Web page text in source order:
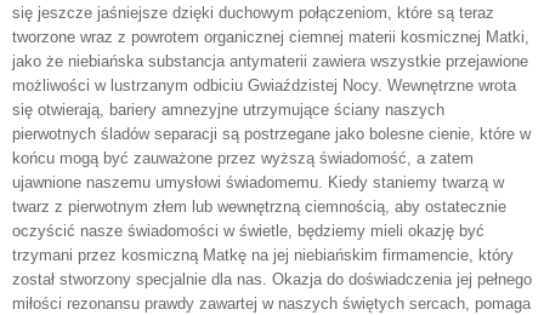
się jeszcze jaśniejsze dzięki duchowym połączeniom, które są teraz
tworzone wraz z powrotem organicznej ciemnej materii kosmicznej Matki,
jako że niebiańska substancja antymaterii zawiera wszystkie przejawione
możliwości w lustrzanym odbiciu Gwiaździstej Nocy. Wewnętrzne wrota
się otwierają, bariery amnezyjne utrzymujące ściany naszych
pierwotnych śladów separacji są postrzegane jako bolesne cienie, które w
końcu mogą być zauważone przez wyższą świadomość, a zatem
ujawnione naszemu umysłowi świadomemu. Kiedy staniemy twarzą w
twarz z pierwotnym złem lub wewnętrzną ciemnością, aby ostatecznie
oczyścić nasze świadomości w świetle, będziemy mieli okazję być
trzymani przez kosmiczną Matkę na jej niebiańskim firmamencie, który
został stworzony specjalnie dla nas. Okazja do doświadczenia jej pełnego
miłości rezonansu prawdy zawartej w naszych świętych sercach, pomaga